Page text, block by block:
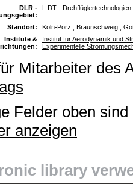
DLR -
L DT - Drehflüglertechnologien
Standort:
Köln-Porz , Braunschweig ,
Institute &
Institut für Aerodynamik und
Experimentelle
Mitarbeiter des
Felder oben
anzeigen
library